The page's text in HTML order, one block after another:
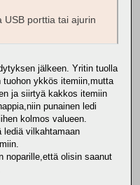
USB porttia tai ajurin
jälkeen. Yritin tuolla
ykkös itemiin,mutta
ja siirtyä kakkos itemiin
punainen ledi
kolmos valueen.
lediä vilkahtamaan
noparille,että olisin saanut